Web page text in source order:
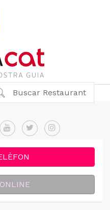
Buscar Restaurant